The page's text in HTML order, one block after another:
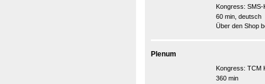
Kongress: SMS-
60 min, deutsch
Über den Shop
Plenum
Kongress: TCM
360 min